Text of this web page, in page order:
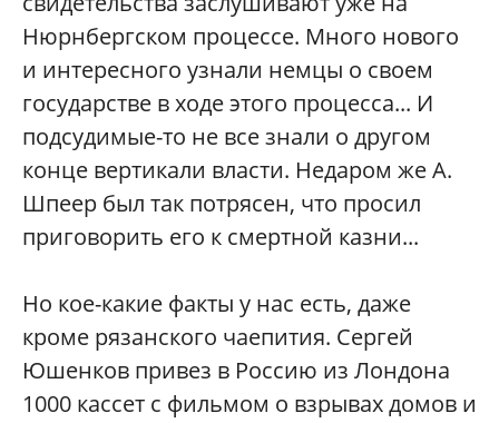
Нюрнбергском процессе. Много нового
и интересного узнали немцы о своем
государстве в ходе этого процесса... И
подсудимые-то не все знали о другом
конце вертикали власти. Недаром же А.
Шпеер был так потрясен, что просил
приговорить его к смертной казни...
Но кое-какие факты у нас есть, даже
кроме рязанского чаепития. Сергей
Юшенков привез в Россию из Лондона
1000 кассет с фильмом о взрывах домов и